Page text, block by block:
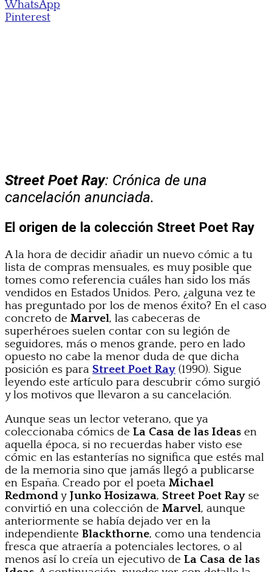
WhatsApp
Pinterest
Street Poet Ray: Crónica de una
cancelación anunciada.
El origen de la colección Street Poet Ray
A la hora de decidir añadir un nuevo cómic a tu
lista de compras mensuales, es muy posible que
tomes como referencia cuáles han sido los más
vendidos en Estados Unidos. Pero, ¿alguna vez te
has preguntado por los de menos éxito? En el caso
concreto de Marvel, las cabeceras de
superhéroes suelen contar con su legión de
seguidores, más o menos grande, pero en lado
opuesto no cabe la menor duda de que dicha
posición es para Street Poet Ray (1990). Sigue
leyendo este artículo para descubrir cómo surgió
y los motivos que llevaron a su cancelación.
Aunque seas un lector veterano, que ya
coleccionaba cómics de La Casa de las Ideas en
aquella época, si no recuerdas haber visto ese
cómic en las estanterías no significa que estés mal
de la memoria sino que jamás llegó a publicarse
en España. Creado por el poeta Michael
Redmondy Junko Hosizawa, Street Poet Ray se
convirtió en una colección de Marvel, aunque
anteriormente se había dejado ver en la
independiente Blackthorne, como una tendencia
fresca que atraería a potenciales lectores, o al
menos así lo creía un ejecutivo de La Casa de las